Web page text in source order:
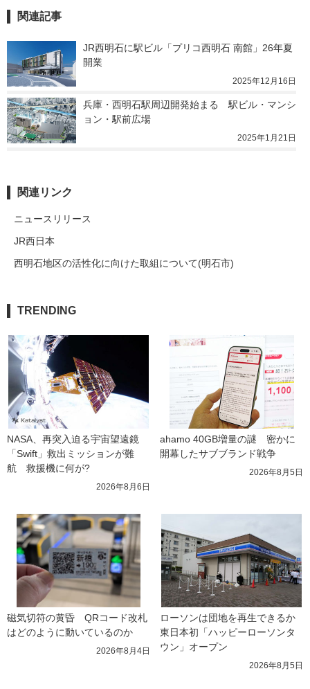
関連記事
JR西明石に駅ビル「プリコ西明石 南館」26年夏
開業
2025年12月16日
兵庫・西明石駅周辺開発始まる　駅ビル・マンシ
ョン・駅前広場
2025年1月21日
関連リンク
ニュースリリース
JR西日本
西明石地区の活性化に向けた取組について(明石市)
TRENDING
NASA、再突入迫る宇宙望遠鏡
「Swift」救出ミッションが難
航　救援機に何が?
2026年8月6日
ahamo 40GB増量の謎　密かに
開幕したサブブランド戦争
2026年8月5日
磁気切符の黄昏　QRコード改札
はどのように動いているのか
2026年8月4日
ローソンは団地を再生できるか
東日本初「ハッピーローソンタ
ウン」オープン
2026年8月5日